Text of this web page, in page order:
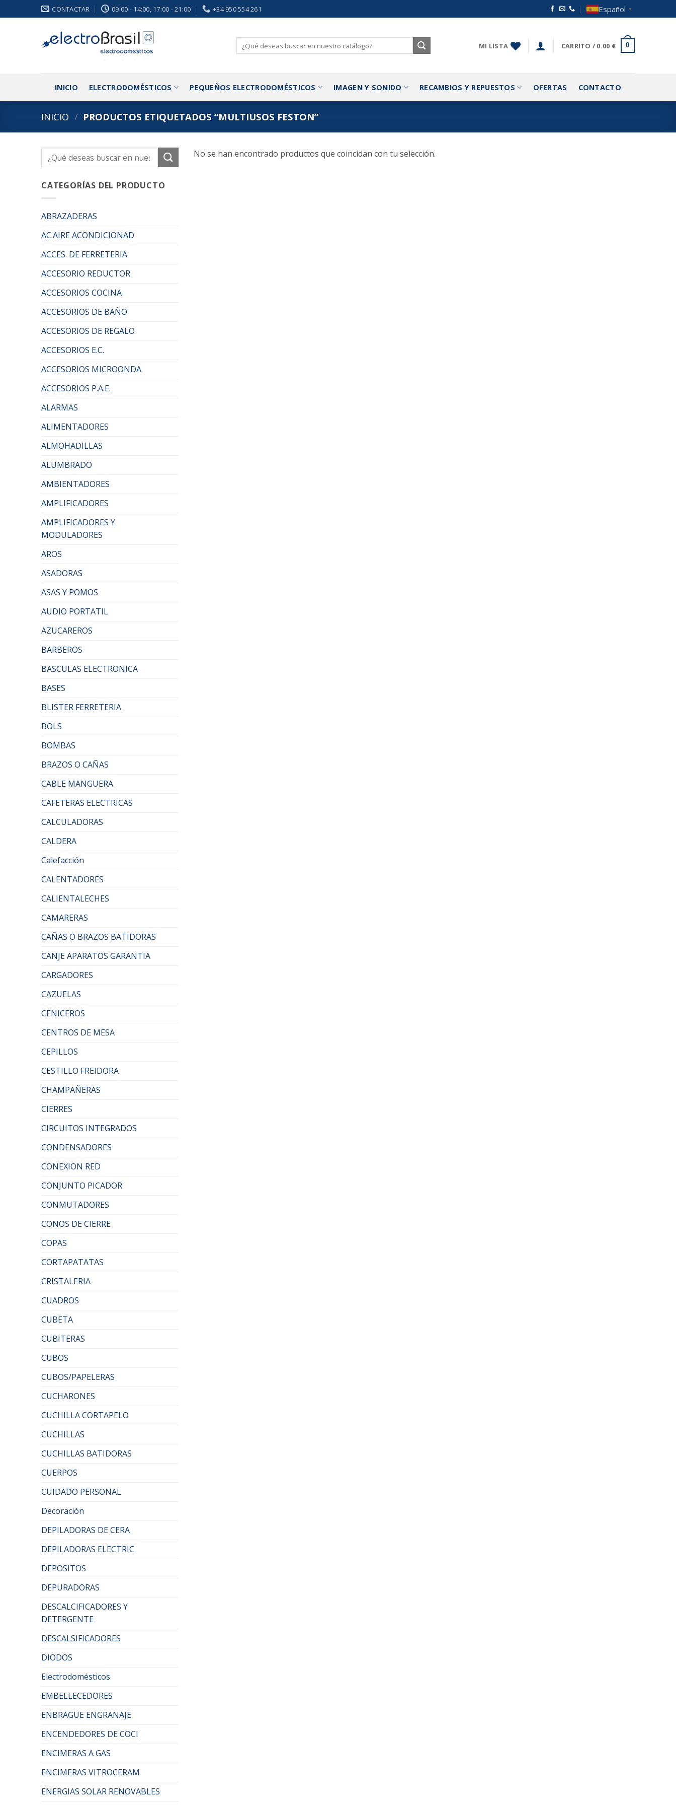
al
CONTACTAR 09:00 - 14:00, 17:00 - 21:00 +34 950 554 261 Español ▼
Buscar
por:
MI LISTA CARRITO / 0.00 € 0
INICIO ELECTRODOMÉSTICOS PEQUEÑOS ELECTRODOMÉSTICOS IMAGEN Y SONIDO RECAMBIOS Y REPUESTOS OFERTAS CONTACTO
INICIO / PRODUCTOS ETIQUETADOS “MULTIUSOS FESTON”
Buscar
por:
CATEGORÍAS DEL PRODUCTO
ABRAZADERAS
AC.AIRE ACONDICIONAD
ACCES. DE FERRETERIA
ACCESORIO REDUCTOR
ACCESORIOS COCINA
ACCESORIOS DE BAÑO
ACCESORIOS DE REGALO
ACCESORIOS E.C.
ACCESORIOS MICROONDA
ACCESORIOS P.A.E.
ALARMAS
ALIMENTADORES
ALMOHADILLAS
ALUMBRADO
AMBIENTADORES
AMPLIFICADORES
AMPLIFICADORES Y
MODULADORES
AROS
ASADORAS
ASAS Y POMOS
AUDIO PORTATIL
AZUCAREROS
BARBEROS
BASCULAS ELECTRONICA
BASES
BLISTER FERRETERIA
BOLS
BOMBAS
BRAZOS O CAÑAS
CABLE MANGUERA
CAFETERAS ELECTRICAS
CALCULADORAS
CALDERA
Calefacción
CALENTADORES
CALIENTALECHES
CAMARERAS
CAÑAS O BRAZOS BATIDORAS
CANJE APARATOS GARANTIA
CARGADORES
CAZUELAS
CENICEROS
CENTROS DE MESA
CEPILLOS
CESTILLO FREIDORA
CHAMPAÑERAS
CIERRES
CIRCUITOS INTEGRADOS
CONDENSADORES
CONEXION RED
CONJUNTO PICADOR
CONMUTADORES
CONOS DE CIERRE
COPAS
CORTAPATATAS
CRISTALERIA
CUADROS
CUBETA
CUBITERAS
CUBOS
CUBOS/PAPELERAS
CUCHARONES
CUCHILLA CORTAPELO
CUCHILLAS
CUCHILLAS BATIDORAS
CUERPOS
CUIDADO PERSONAL
Decoración
DEPILADORAS DE CERA
DEPILADORAS ELECTRIC
DEPOSITOS
DEPURADORAS
DESCALCIFICADORES Y
DETERGENTE
DESCALSIFICADORES
DIODOS
Electrodomésticos
EMBELLECEDORES
ENBRAGUE ENGRANAJE
ENCENDEDORES DE COCI
ENCIMERAS A GAS
ENCIMERAS VITROCERAM
ENERGIAS SOLAR RENOVABLES
No se han encontrado productos que coincidan con tu selección.